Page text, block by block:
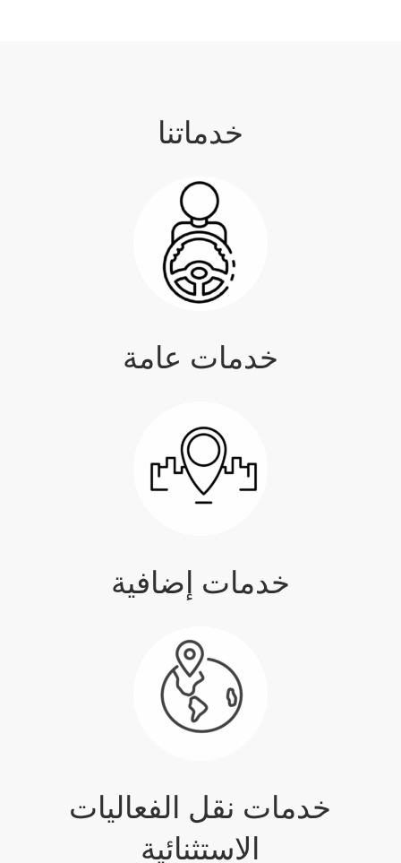
خدماتنا
خدمات عامة
خدمات إضافية
خدمات نقل الفعاليات
الاستثنائية